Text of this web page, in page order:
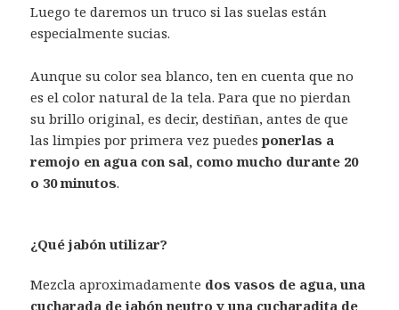
Luego te daremos un truco si las suelas están
especialmente sucias.
Aunque su color sea blanco, ten en cuenta que no
es el color natural de la tela. Para que no pierdan
su brillo original, es decir, destiñan, antes de que
las limpies por primera vez puedesponerlas a
remojo en agua con sal, como mucho durante 20
o 30 minutos.
¿Qué jabón utilizar?
Mezcla aproximadamente dos vasos de agua, una
cucharada de jabón neutro y una cucharadita de